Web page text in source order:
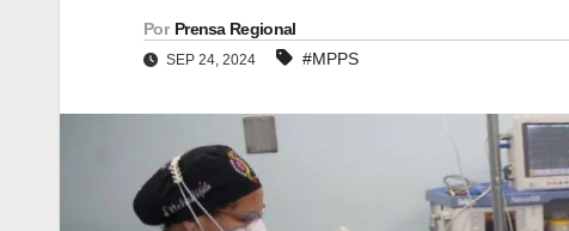
Por Prensa Regional
SEP 24, 2024 #MPPS